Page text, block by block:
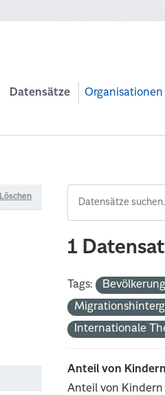
Datensätze Organisationen
Löschen
1
Tags:
Internationale
Anteil von
Anteil von